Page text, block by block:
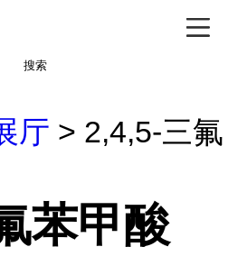
搜索
厅 > 2,4,5-三氟
苯甲酸